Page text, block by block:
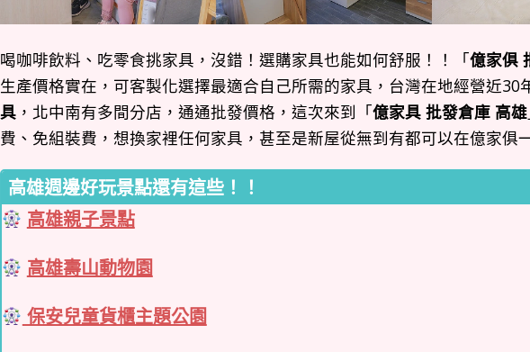
喝咖啡飲料、吃零食挑家具，沒錯！選購家具也能如何舒服！！「億家俱
生產價格實在，可客製化選擇最適合自己所需的家具，台灣在地經營近30
具 ，北中南有多間分店，通通批發價格，這次來到「億家具 批發倉庫 高雄
費、免組裝費，想換家裡任何家具，甚至是新屋從無到有都可以在億家俱
高雄週邊好玩景點還有這些！！
高雄親子景點
高雄壽山動物園
保安兒童貨櫃主題公園